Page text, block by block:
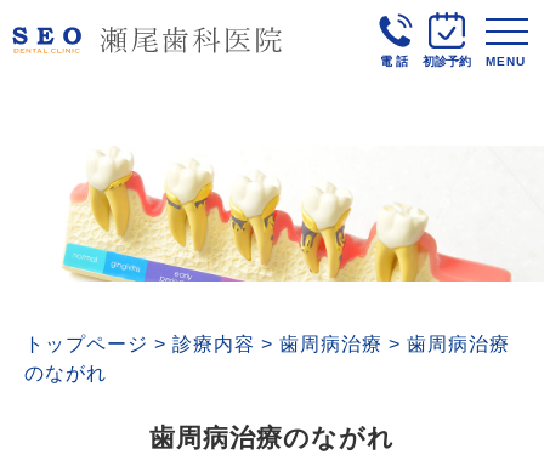
電話 初診予約 MENU
トップページ > 診療内容 > 歯周病治療 > 歯周病治療
のながれ
歯周病治療のながれ